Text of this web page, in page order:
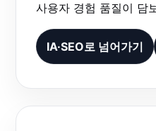
사용자 경험 품질이 담
IA·SEO로 넘어가기